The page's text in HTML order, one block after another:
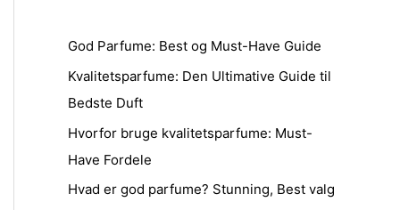
God Parfume: Best og Must-Have Guide
Kvalitetsparfume: Den Ultimative Guide til
Bedste Duft
Hvorfor bruge kvalitetsparfume: Must-
Have Fordele
Hvad er god parfume? Stunning, Best valg